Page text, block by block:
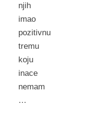
njih
imao
pozitivnu
tremu
koju
inace
nemam
…